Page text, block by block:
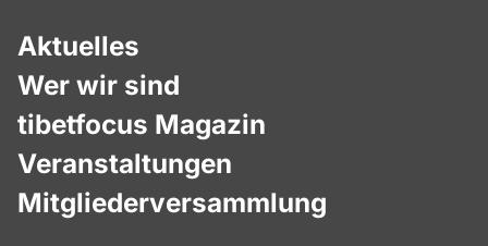
Aktuelles
Wer wir sind
tibetfocus Magazin
Veranstaltungen
Mitgliederversammlung